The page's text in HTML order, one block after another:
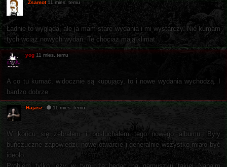
Zsamot 11 mies. temu
Ładnie to wygląda, ale ja mam stare wydania i mi wystarczy. Nie kumam
tych wciąż nowych wydań. Te chociaż mają klimat.
yog 11 mies. temu
A co tu kumać, widocznie są kupujący, to i nowe wydania wychodzą. I
bardzo dobrze.
Hajasz 11 mies. temu
W końcu się zebrałem i posłuchałem tego nowego albumu. Były
buńczuczne zapowiedzi, nowe otwarcie i generalnie wszystko miało być
ideolo.